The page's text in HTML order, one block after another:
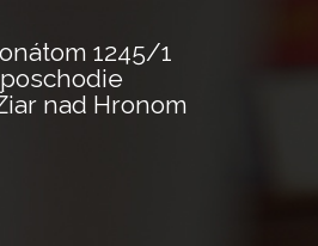
1245/1
poschodie
nad Hronom